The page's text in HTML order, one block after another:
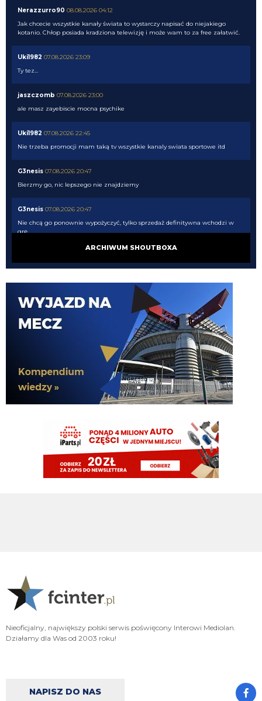
Nerazzurro90 08.08.2026 04:12
Jak chcecie wszystkie kanały świata to wystarczy napisać do niejakiego
kotanio. Chłop posiada kradziona telewizję i może wam to za free załatwić.
Uki1982 07.08.2026 23:09
Ty tez...
jaszczomb 07.08.2026 23:00
ale masz zayebiscie mocna psychike
Uki1982 07.08.2026 22:45
Nie trzeba promocji mam taką tv wszystkie kanaly swiata sportowe itd
G3nesis 07.08.2026 20:47
Bierzmy go, nic lepszego nie znajdziemy
G3nesis 07.08.2026 20:47
Nie chcą go ponownie wypożyczyć, tylko sprzedaż definitywna wchodzi w
grę
Cancelo wrócił do Al Hilal
Nerazzurro90
07.08.2026 19:42
Botmon publicznie czci zmarlego bandyte piscitelliego brak slow obraz
nedzy i rozpaczy
G3nesis
07.08.2026 19:15
Hehe 😁
Adriano ty already dead a nie forever he xd
FENDI_SOSA 07.08.2026 18:56
Oleeks ciśnij go he
Adriano_forever
typ jest odklejony
Wiem, że on tutaj coś pisał, pewnie ma w zwyczaju też czytać i pompować
sobie ego na każdą wspominkę o nim xD Żałosny typek
ARCHIWUM SHOUTBOXA
Nieoficjalny, największy polski serwis poświęcony Interowi Mediolan.
Działamy dla Was od 2003 roku!
NAPISZ DO NAS